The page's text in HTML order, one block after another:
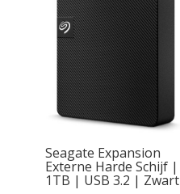
Seagate Expansion
Externe Harde Schijf |
1TB | USB 3.2 | Zwart